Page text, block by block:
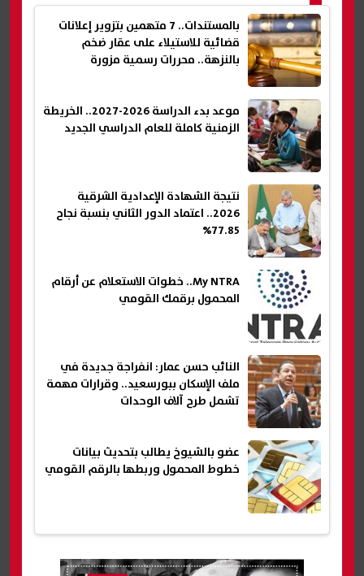
بالمستندات.. 7 متهمين بتزوير إعلانات
قضائية للاستيلاء على عقار ضخم
بالنزهة.. محررات رسمية مزورة
موعد بدء الدراسة 2026-2027.. الخريطة
الزمنية كاملة للعام الدراسي الجديد
نتيجة الشهادة الإعدادية الشرقية
2026.. اعتماد الدور الثاني بنسبة نجاح
77.85%
My NTRA.. خطوات الاستعلام عن أرقام
المحمول برقمك القومي
النائب حسن عمار: انفراجة جديدة في
ملف الإسكان ببورسعيد.. وقرارات مهمة
تشمل طرح آلاف الوحدات
عضو بالشيوخ يطالب بتحديث بيانات
خطوط المحمول وربطها بالرقم القومي